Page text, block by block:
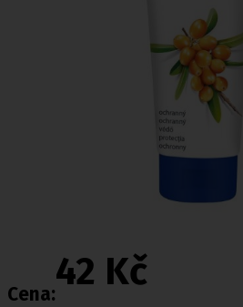
Cena:
42 Kč